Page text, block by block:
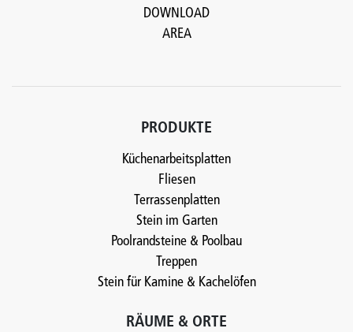
DOWNLOAD
AREA
PRODUKTE
Küchenarbeitsplatten
Fliesen
Terrassenplatten
Stein im Garten
Poolrandsteine & Poolbau
Treppen
Stein für Kamine & Kachelöfen
RÄUME & ORTE